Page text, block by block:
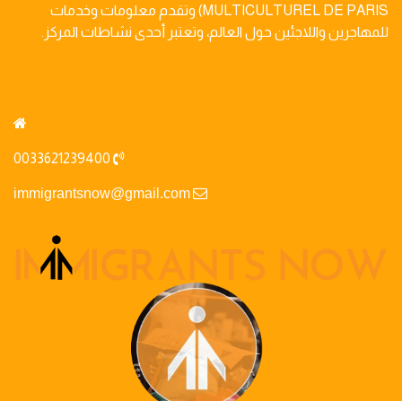
MULTICULTUREL DE PARIS) وتقدم معلومات وخدمات
للمهاجرين واللاجئين حول العالم، وتعتبر أحدى نشاطات المركز.
immigrantsnow@gmail.com